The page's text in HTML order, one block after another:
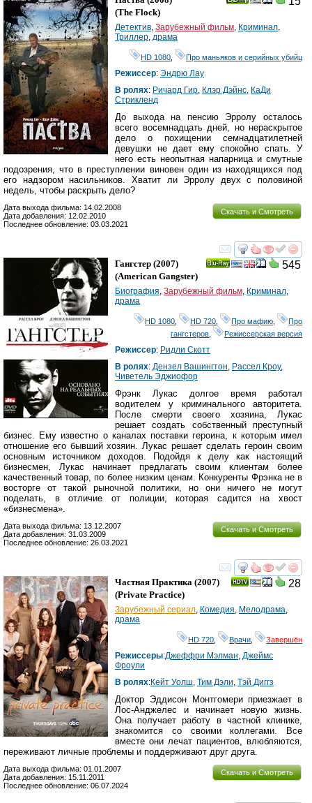
(The Flock)
Детектив, Зарубежный фильм, Криминал,
Триллер, драма
HD 1080, Про маньяков и серийных убийц
Режиссер: Эндрю Лау
В ролях: Ричард Гир, Клэр Дэйнс, КаДи
Стрикленд
До выхода на пенсию Эрролу осталось
всего восемнадцать дней, но нераскрытое
дело о похищении семнадцатилетней
девушки не дает ему спокойно спать. У
него есть неопытная напарница и смутные
подозрения, что в преступлении виновен один из находящихся под
его надзором насильников. Хватит ли Эрролу двух с половиной
недель, чтобы раскрыть дело?
Скачать и Смотреть
Дата выхода фильма: 14.02.2008
Дата добавления: 12.02.2010
Последнее обновление: 03.03.2021
смотреть
545
Гангстер (2007)
(American Gangster)
Биография, Зарубежный фильм, Криминал,
драма
HD 1080 HD 720 Про мафию
Про
гангстеров
Режиссерская версия
Режиссер: Ридли Скотт
В ролях: Дензел Вашингтон, Рассел Кроу,
Чиветель Эджиофор
Фрэнк Лукас долгое время работал
водителем у криминального авторитета.
После смерти своего хозяина, Лукас
решает создать собственный преступный
бизнес. Ему известно о каналах поставки героина, к которым имел
отношение его бывший хозяин. Лукас решает сделать героин своим
основным источником доходов. Подойдя к делу как настоящий
бизнесмен, Лукас начинает предлагать своим клиентам более
качественный товар, по более низким ценам. Конкуренты Фрэнка не в
восторге от такой рыночной политики, но они ничего не могут
поделать, в отличие от полиции, которая садится на хвост
«бизнесмена».
Скачать и Смотреть
Дата выхода фильма: 13.12.2007
Дата добавления: 31.03.2009
Последнее обновление: 26.03.2021
смотреть
28
Частная Практика (2007)
(Private Practice)
Зарубежный сериал, Комедия, Мелодрама,
драма
HD 720 Врачи Завершён
Режиссеры:Джеффри Мэлман, Джеймс
Фроули
В ролях:Кейт Уолш, Тим Дэли, Тэй Диггз
Доктор Эддисон Монтгомери приезжает в
Лос-Анджелес и начинает новую жизнь.
Она получает работу в частной клинике,
знакомится со своими коллегами. Все
вместе они лечат пациентов, влюбляются,
переживают личные проблемы и поддерживают друг друга.
Скачать и Смотреть
Дата выхода фильма: 01.01.2007
Дата добавления: 15.11.2011
Последнее обновление: 06.07.2024